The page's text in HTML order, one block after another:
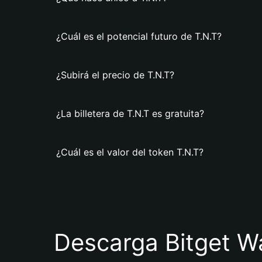
¿Cuál es el potencial futuro de T.N.T?
¿Subirá el precio de T.N.T?
¿La billetera de T.N.T es gratuita?
¿Cuál es el valor del token T.N.T?
Descarga Bitget